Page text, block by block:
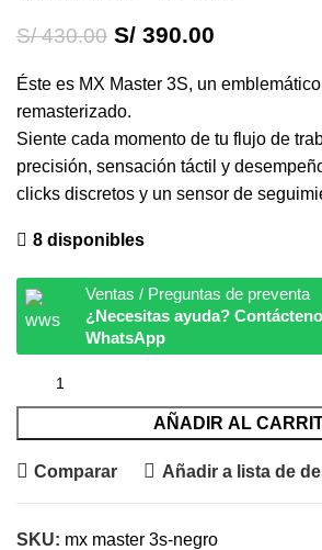
S/430.00 S/ 390.00
Éste es MX Master 3S, un
remasterizado.
Siente cada momento de tu flujo de
precisión, sensación táctil y
clicks discretos y un sensor de
8 disponibles
Ventas / Preguntas de preventa
¿Necesitas ayuda?
WhatsApp
AÑADIR AL
Comparar Añadir a lista de
SKU: mx master 3s-negro